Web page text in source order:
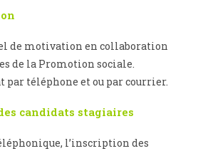
de motivation en collaboration
de la Promotion sociale.
par téléphone et ou par courrier.
candidats stagiaires
l’inscription des